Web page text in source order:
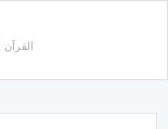
القرآن